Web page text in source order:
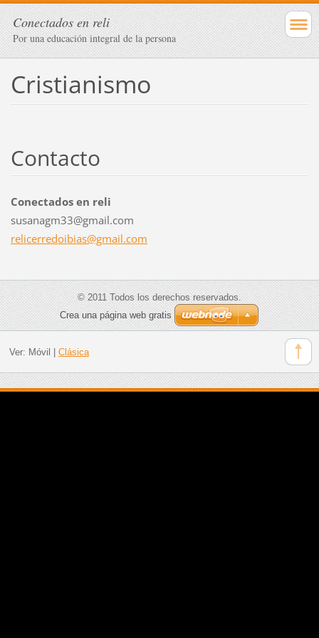
Conectados en reli
Por una educación integral de la persona
Cristianismo
Contacto
Conectados en reli
susanagm33@gmail.com
relicerredoibias@gmail.com
© 2011 Todos los derechos reservados.
Crea una página web gratis
Ver: Móvil Clásica